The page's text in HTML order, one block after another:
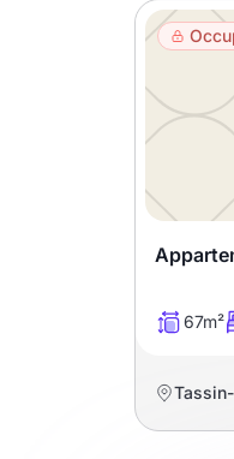
Colocation
Non
67m²